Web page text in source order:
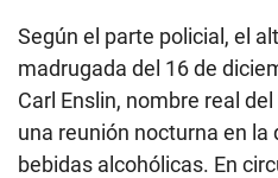
Según el parte policial, el
madrugada del 16 de
Carl Enslin, nombre real del
una reunión nocturna en la
bebidas alcohólicas. En